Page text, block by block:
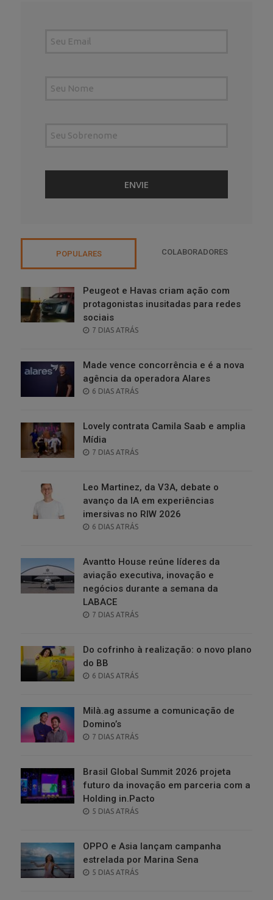
POPULARES COLABORADORES
Peugeot e Havas criam ação com
protagonistas inusitadas para redes
sociais
POSTED
7 DIAS ATRÁS
Made vence concorrência e é a nova
agência da operadora Alares
POSTED
6 DIAS ATRÁS
Lovely contrata Camila Saab e amplia
Mídia
POSTED
7 DIAS ATRÁS
Leo Martinez, da V3A, debate o
avanço da IA em experiências
imersivas no RIW 2026
POSTED
6 DIAS ATRÁS
Avantto House reúne líderes da
aviação executiva, inovação e
negócios durante a semana da
LABACE
POSTED
7 DIAS ATRÁS
Do cofrinho à realização: o novo plano
do BB
POSTED
6 DIAS ATRÁS
Milà.ag assume a comunicação de
Domino’s
POSTED
7 DIAS ATRÁS
Brasil Global Summit 2026 projeta
futuro da inovação em parceria com a
Holding in.Pacto
POSTED
5 DIAS ATRÁS
OPPO e Asia lançam campanha
estrelada por Marina Sena
POSTED
5 DIAS ATRÁS